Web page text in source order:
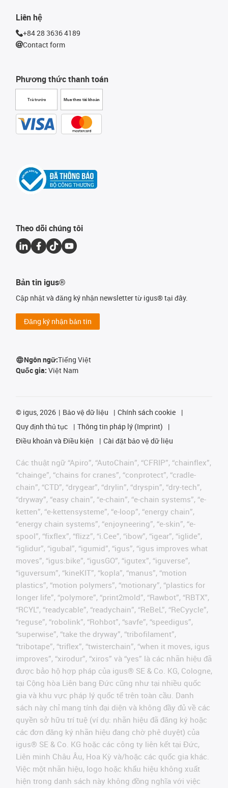
Phương thức thanh toán
Trả trước Mua theo tài khoản
Liên hệ
+84 28 3636 4189
Contact form
Theo dõi chúng tôi
Bản tin igus®
Cập nhật và đăng ký nhận newsletter từ igus® tại đây.
Đăng ký nhận bản tin
Ngôn ngữ:Tiếng Việt
Quốc gia: Việt Nam
© igus, 2026 Bảo vệ dữ liệu
Chính sách cookie
Quy định thủ tục
Thông tin pháp lý (Imprint)
Điều khoản và Điều kiện
Cài đặt bảo vệ dữ liệu
Các thuật ngữ “Apiro”, “AutoChain”, “CFRIP”, “chainflex”,
“chainge”, “chains for cranes”, “conprotect”, “cradle-
chain”, “CTD”, “drygear”, “drylin”, “dryspin”, “dry-tech”,
“dryway”, “easy chain”, “e-chain”, “e-chain systems”, “e-
ketten”, “e-kettensysteme”, “e-loop”, “energy chain”,
“energy chain systems”, “enjoyneering”, “e-skin”, “e-
spool”, “fixflex”, “flizz”, “i.Cee”, “ibow”, “igear”, “iglide”,
“iglidur”, “igubal”, “igumid”, “igus”, “igus improves what
moves”, “igus:bike”, “igusGO”, “igutex”, “iguverse”,
“iguversum”, “kineKIT”, “kopla”, “manus”, “motion
plastics”, “motion polymers”, “motionary”, “plastics for
longer life”, “polymore”, “print2mold”, “Rawbot”, “RBTX”,
“RCYL”, “readycable”, “readychain”, “ReBeL”, “ReCyycle”,
“reguse”, “robolink”, “Rohbot”, “savfe”, “speedigus”,
“superwise”, “take the dryway”, “tribofilament”,
“tribotape”, “triflex”, “twisterchain”, “when it moves, igus
improves”, “xirodur”, “xiros” và “yes” là các nhãn hiệu đã
được bảo hộ hợp pháp của igus® SE & Co. KG, Cologne,
tại Cộng hòa Liên bang Đức cũng như tại nhiều quốc
gia và khu vực pháp lý quốc tế trên toàn cầu. Danh
sách này chỉ mang tính đại diện và không đầy đủ về các
quyền sở hữu trí tuệ (ví dụ: nhãn hiệu đã đăng ký hoặc
các đơn đăng ký nhãn hiệu đang chờ phê duyệt) của
igus® SE & Co. KG hoặc các công ty liên kết tại Đức,
Liên minh Châu Âu, Hoa Kỳ và/hoặc các quốc gia khác.
Việc một nhãn hiệu, logo hoặc khẩu hiệu không xuất
hiện trong danh sách này không đồng nghĩa với việc